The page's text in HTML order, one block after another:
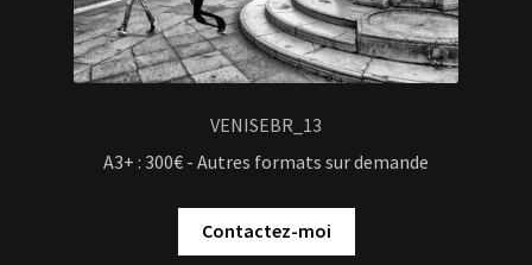
VENISEBR_13
A3+ : 300€ - Autres formats sur demande
Contactez-moi